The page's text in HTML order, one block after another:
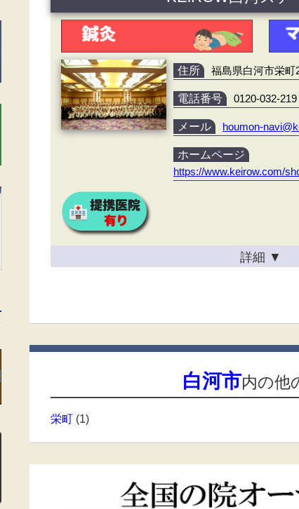
住所 福島県白河市栄町
電話番号 0120-032-219
メール houmon-
ホームページ
https://www.keirow.com/
詳細 ▼
白河市内の他
栄町 (1)